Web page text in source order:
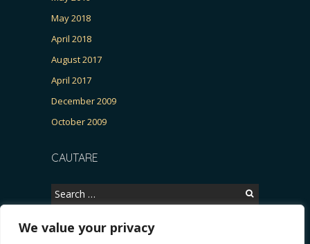
We value your privacy
May 2018
April 2018
August 2017
April 2017
December 2009
October 2009
CAUTARE
Search
for: